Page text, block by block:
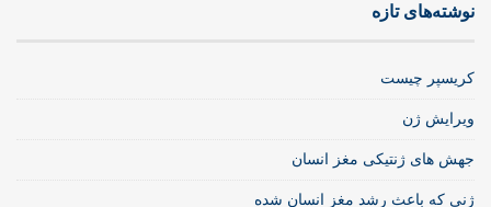
نوشته‌های تازه
کریسپر چیست
ویرایش ژن
جهش های ژنتیکی مغز انسان
ژنی که باعث رشد مغز انسان شده